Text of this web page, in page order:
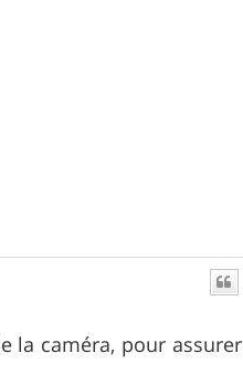
la caméra, pour assurer